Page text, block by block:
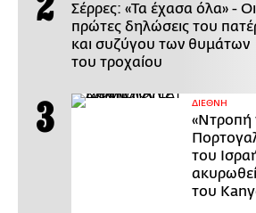
Σέρρες: «Τα έχασα όλα» - Οι
πρώτες δηλώσεις του
και συζύγου των θυμάτων
του τροχαίου
ΔΙΕΘΝΗ
«Ντροπή
του
του